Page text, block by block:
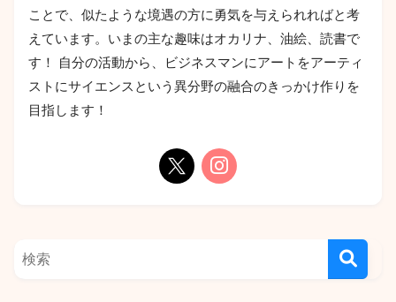
ことで、似たような境遇の方に勇気を与えられればと考
えています。いまの主な趣味はオカリナ、油絵、読書で
す！ 自分の活動から、ビジネスマンにアートをアーティ
ストにサイエンスという異分野の融合のきっかけ作りを
目指します！